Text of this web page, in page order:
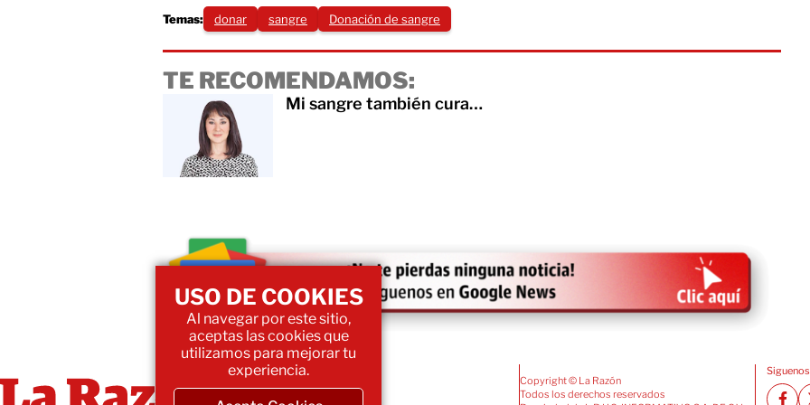
Temas: donar sangre Donación de sangre
TE RECOMENDAMOS:
Mi sangre también cura…
Copyright © La Razón
Todos los derechos reservados
USO DE COOKIES
Al navegar por este sitio,
aceptas las cookies que
utilizamos para mejorar tu
experiencia.